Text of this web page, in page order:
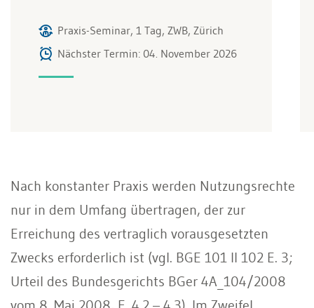
Praxis-Seminar, 1 Tag, ZWB, Zürich
Nächster Termin: 04. November 2026
Nach konstanter Praxis werden Nutzungsrechte
nur in dem Umfang übertragen, der zur
Erreichung des vertraglich vorausgesetzten
Zwecks erforderlich ist (vgl. BGE 101 II 102 E. 3;
Urteil des Bundesgerichts BGer 4A_104/2008